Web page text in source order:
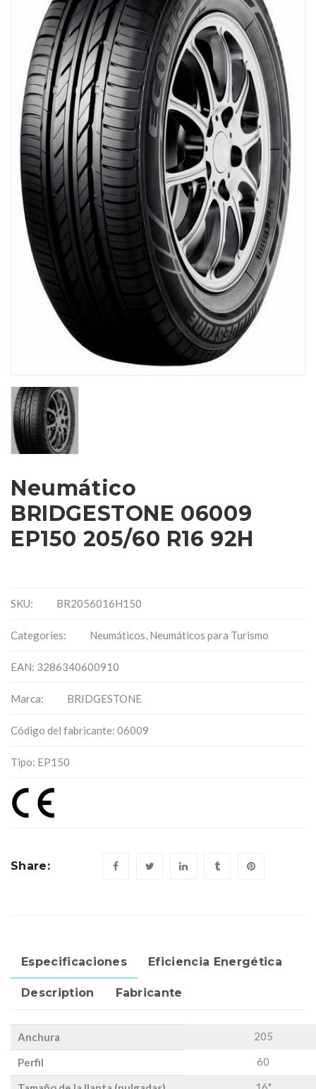
Neumático
BRIDGESTONE 06009
EP150 205/60 R16 92H
SKU: BR2056016H150
Categories: Neumáticos Neumáticos para Turismo
EAN: 3286340600910
Marca: BRIDGESTONE
Código del fabricante: 06009
Tipo: EP150
Share:
Especificaciones Eficiencia Energética
Description Fabricante
Anchura 205
Perfil 60